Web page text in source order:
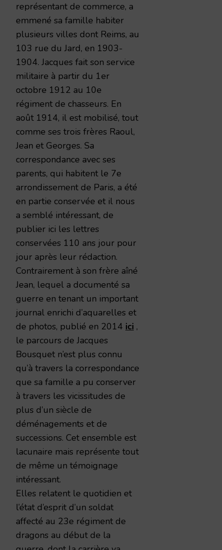
représentant de commerce, a
emmené sa famille habiter
plusieurs villes dont Reims, au
103 rue du Jard, en 1903-
1904. Jacques fait son service
militaire à partir du 1er
octobre 1912 au 10e
régiment de chasseurs. En
août 1914, il est mobilisé, tout
comme ses trois frères Raoul,
Jean et Georges. Sa
correspondance avec ses
parents, qui habitent le 7e
arrondissement de Paris, a été
en partie conservée et il nous
a semblé intéressant, de
publier ici les lettres
conservées 110 ans jour pour
jour après leur rédaction.
Contrairement à son frère aîné
Jean, lequel a documenté sa
guerre en tenant un important
journal enrichi d’aquarelles et
de photos, publié en 2014 ici ,
le parcours de Jacques
Bousquet n’est plus connu
qu’à travers la correspondance
que sa famille a pu conserver
à travers les vicissitudes de
plus d’un siècle de
déménagements et de
successions. Cet ensemble est
lacunaire mais représente tout
de même un témoignage
intéressant.
Elles relatent le quotidien et
l’état d’esprit d’un soldat
affecté au 23e régiment de
dragons au début de la